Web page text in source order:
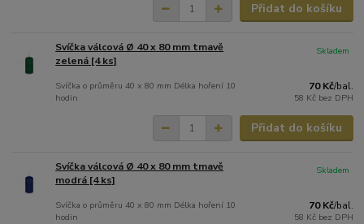
Přidat do košíku
Svíčka válcová Ø 40 x 80 mm tmavě
zelená [4 ks]
Svíčka o průměru 40 x 80 mm Délka hoření 10
hodin
70 Kč/bal.
58 Kč bez DPH
Skladem
Přidat do košíku
Svíčka válcová Ø 40 x 80 mm tmavě
modrá [4 ks]
Svíčka o průměru 40 x 80 mm Délka hoření 10
hodin
70 Kč/bal.
58 Kč bez DPH
Skladem